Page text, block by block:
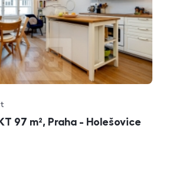
97 m², Praha - Holešovice